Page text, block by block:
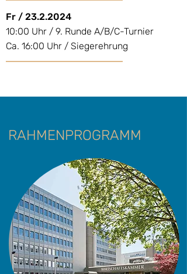
Fr / 23.2.2024
10:00 Uhr / 9. Runde A/B/C-Turnier
Ca. 16:00 Uhr / Siegerehrung
RAHMENPROGRAMM